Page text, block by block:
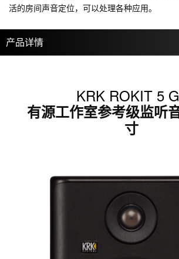
活的房间声音定位，可以处理各种应用。
产品详情
KRK ROKIT 5
有源工作室参考级监听
寸